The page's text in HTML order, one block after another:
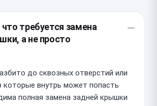
требуется замена
а не просто
до сквозных отверстий или
которые внутрь может попасть
полная замена задней крышки